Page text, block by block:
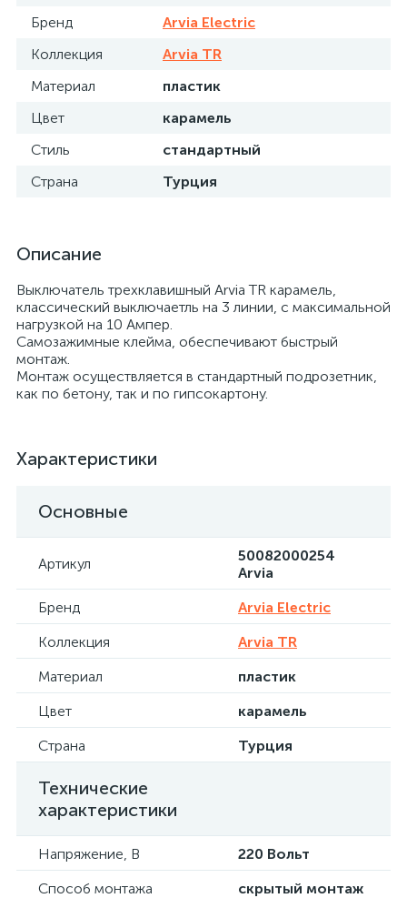
Бренд
Arvia Electric
Коллекция
Arvia TR
Материал
пластик
Цвет
карамель
Стиль
стандартный
Страна
Турция
Описание
Выключатель трехклавишный Arvia TR карамель,
классический выключаетль на 3 линии, с максимальной
нагрузкой на 10 Ампер.
Самозажимные клейма, обеспечивают быстрый
монтаж.
Монтаж осуществляется в стандартный подрозетник,
как по бетону, так и по гипсокартону.
Характеристики
Основные
Артикул
50082000254
Arvia
Бренд
Arvia Electric
Коллекция
Arvia TR
Материал
пластик
Цвет
карамель
Страна
Турция
Технические
характеристики
Напряжение, В
220 Вольт
Способ монтажа
скрытый монтаж